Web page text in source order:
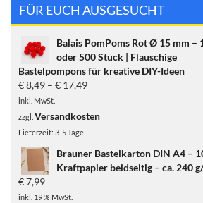
FÜR EUCH AUSGESUCHT
Balais PomPoms Rot Ø 15 mm –
oder 500 Stück | Flauschige
Bastelpompons für kreative DIY-Ideen
€8,49 – € 17,49
inkl. MwSt.
zzgl. Versandkosten
Lieferzeit: 3-5 Tage
Brauner Bastelkarton DIN A4 –
Kraftpapier beidseitig – ca. 240 g/
€7,99
inkl. 19 % MwSt.